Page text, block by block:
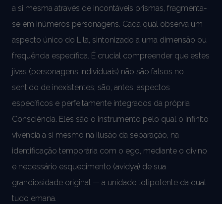
a si mesma através de incontáveis prismas, fragmenta-
se em inúmeros personagens. Cada qual observa um
aspecto único do Lila, sintonizado a uma dimensão ou
frequência específica. É crucial compreender que estes
jivas (personagens individuais) não são falsos no
sentido de inexistentes; são, antes, aspectos
específicos e perfeitamente integrados da própria
Consciência. Eles são o instrumento pelo qual o Infinito
vivencia a si mesmo na ilusão da separação, na
identificação temporária com o ego, mediante o divino
e necessário esquecimento (avidya) de sua
grandiosidade original — a unidade totipotente da qual
tudo emana.